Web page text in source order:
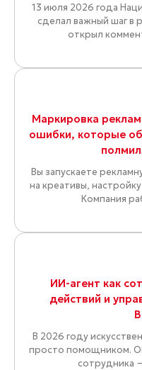
13 июля 2026 года
сделал важный шаг в
открыл
Маркировка
ошибки, которые
Вы запускаете
на креативы,
Компания
ИИ-агент как
действий и
В 2026 году
просто помощником.
сотрудника